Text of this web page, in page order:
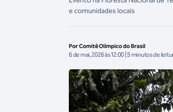
e comunidades locais
Por Comitê Olímpico do Brasil
6 de mai, 2026 às 12:00 | 5 minutos de